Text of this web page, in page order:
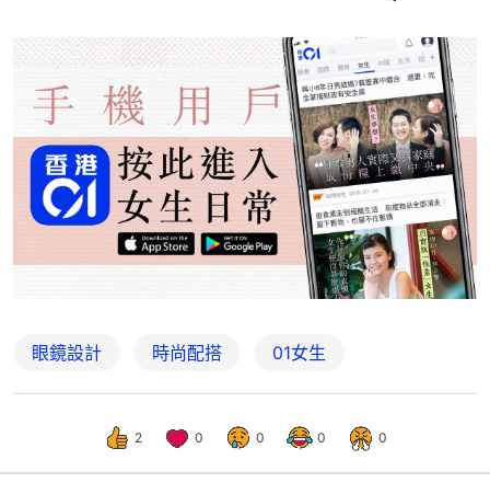
眼鏡設計 時尚配搭 01女生
2 0 0 0 0